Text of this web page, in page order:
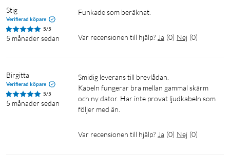
Stig
Verifierad köpare
5/5
5 månader sedan
Funkade som beräknat.
Var recensionen till hjälp? Ja (0) Nej (0)
Birgitta
Verifierad köpare
5/5
5 månader sedan
Smidig leverans till brevlådan.
Kabeln fungerar bra mellan gammal skärm
och ny dator. Har inte provat ljudkabeln som
följer med än.
Var recensionen till hjälp? Ja (0) Nej (0)